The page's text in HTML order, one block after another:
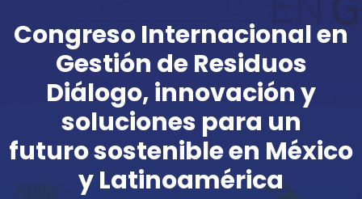
Congreso Internacional en
Gestión de Residuos
Diálogo, innovación y
soluciones para un
futuro sostenible en México
y Latinoamérica